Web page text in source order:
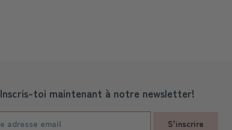
Inscris-toi maintenant à notre newsletter!
S'inscrire